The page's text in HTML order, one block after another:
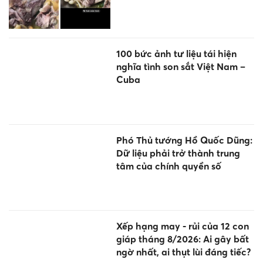
100 bức ảnh tư liệu tái hiện
nghĩa tình son sắt Việt Nam –
Cuba
Phó Thủ tướng Hồ Quốc Dũng:
Dữ liệu phải trở thành trung
tâm của chính quyền số
Xếp hạng may - rủi của 12 con
giáp tháng 8/2026: Ai gây bất
ngờ nhất, ai thụt lùi đáng tiếc?